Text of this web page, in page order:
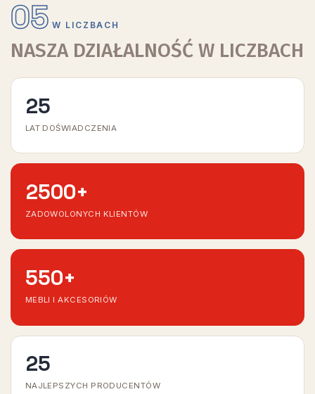
05 W LICZBACH
NASZA DZIAŁALNOŚĆ W LICZBACH
25
LAT DOŚWIADCZENIA
2500+
ZADOWOLONYCH KLIENTÓW
550+
MEBLI I AKCESORIÓW
25
NAJLEPSZYCH PRODUCENTÓW